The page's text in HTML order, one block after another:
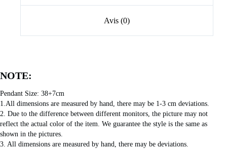
Avis (0)
NOTE:
Pendant Size: 38+7cm
1.All dimensions are measured by hand, there may be 1-3 cm deviations.
2. Due to the difference between different monitors, the picture may not
reflect the actual color of the item. We guarantee the style is the same as
shown in the pictures.
3. All dimensions are measured by hand, there may be deviations.